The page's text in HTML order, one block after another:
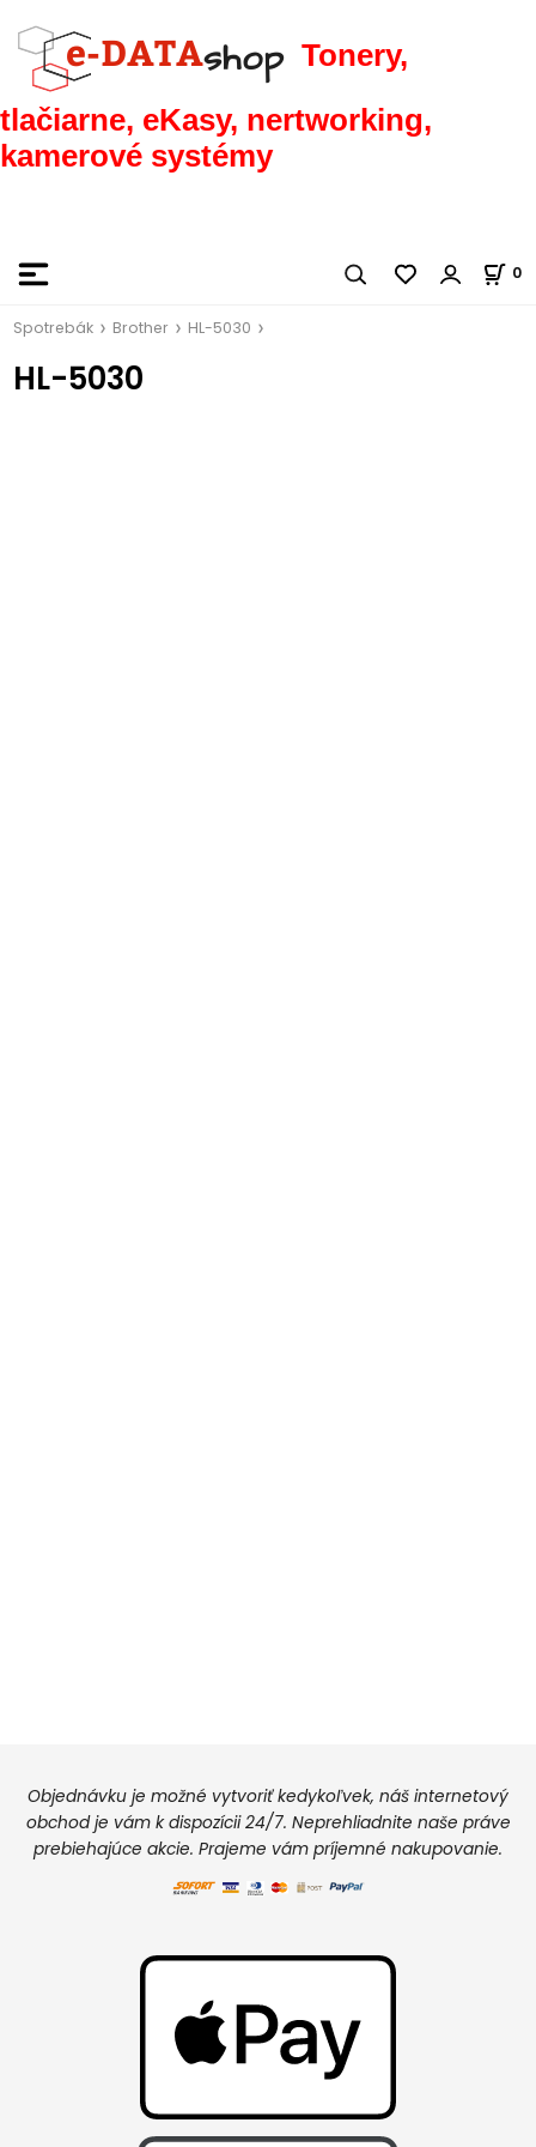
Tonery,
tlačiarne, eKasy, nertworking,
kamerové systémy
0
Spotrebák Brother HL-5030
HL-5030
Objednávku je možné vytvoriť kedykoľvek, náš internetový
obchod je vám k dispozícii 24/7. Neprehliadnite naše práve
prebiehajúce akcie. Prajeme vám príjemné nakupovanie.